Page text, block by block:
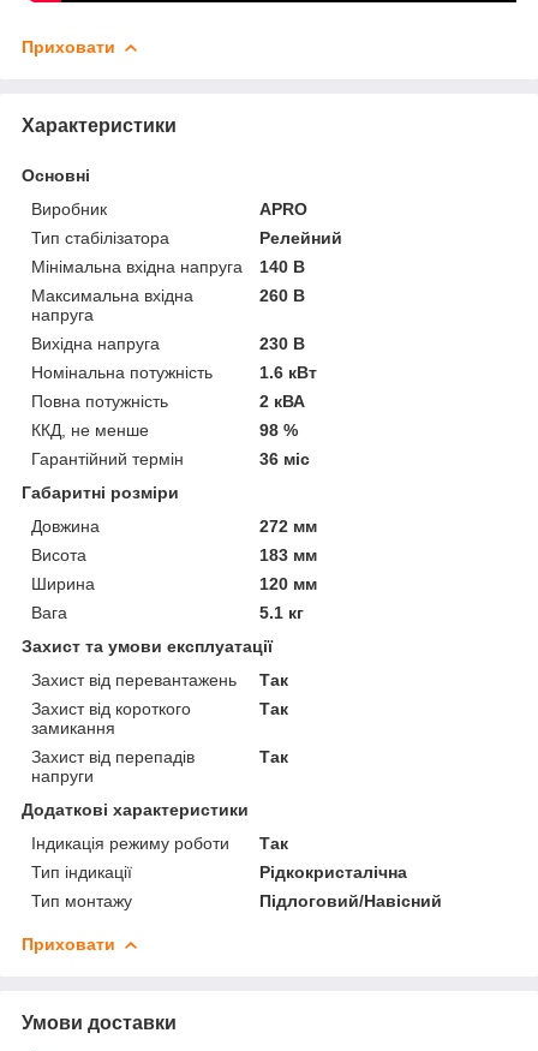
Приховати
Характеристики
Основні
Виробник
APRO
Тип стабілізатора
Релейний
Мінімальна вхідна напруга
140 В
Максимальна вхідна
напруга
260 В
Вихідна напруга
230 В
Номінальна потужність
1.6 кВт
Повна потужність
2 кВА
ККД, не менше
98 %
Гарантійний термін
36 міс
Габаритні розміри
Довжина
272 мм
Висота
183 мм
Ширина
120 мм
Вага
5.1 кг
Захист та умови експлуатації
Захист від перевантажень
Так
Захист від короткого
замикання
Так
Захист від перепадів
напруги
Так
Додаткові характеристики
Індикація режиму роботи
Так
Тип індикації
Рідкокристалічна
Тип монтажу
Підлоговий/Навісний
Приховати
Умови доставки